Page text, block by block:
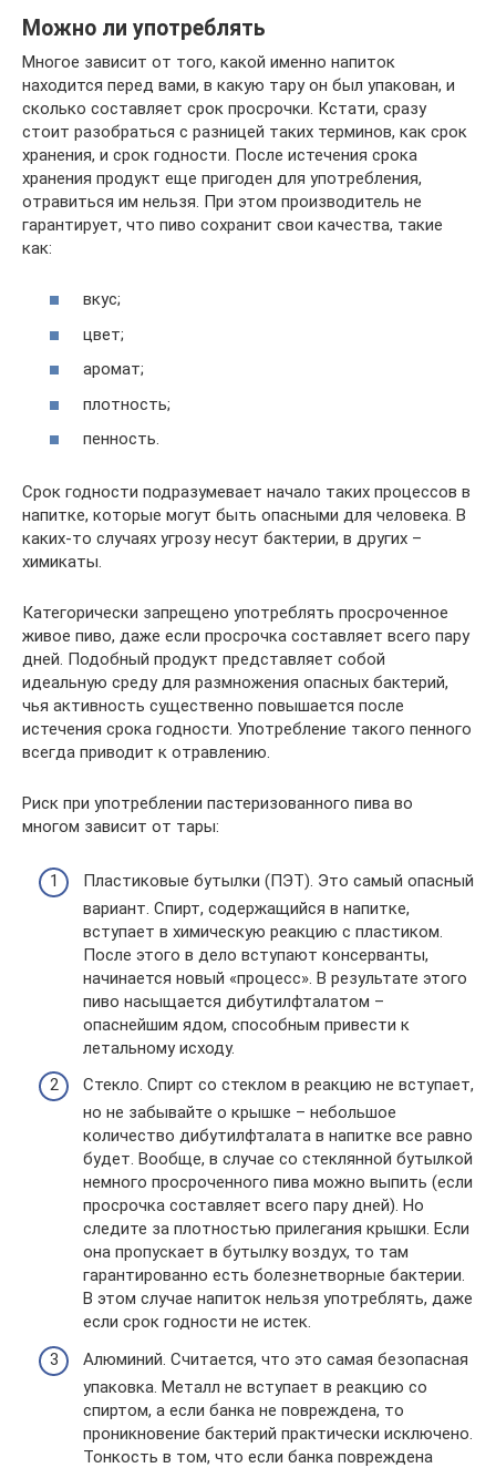
Можно ли употреблять
Многое зависит от того, какой именно напиток
находится перед вами, в какую тару он был упакован, и
сколько составляет срок просрочки. Кстати, сразу
стоит разобраться с разницей таких терминов, как срок
хранения, и срок годности. После истечения срока
хранения продукт еще пригоден для употребления,
отравиться им нельзя. При этом производитель не
гарантирует, что пиво сохранит свои качества, такие
как:
вкус;
цвет;
аромат;
плотность;
пенность.
Срок годности подразумевает начало таких процессов в
напитке, которые могут быть опасными для человека. В
каких-то случаях угрозу несут бактерии, в других –
химикаты.
Категорически запрещено употреблять просроченное
живое пиво, даже если просрочка составляет всего пару
дней. Подобный продукт представляет собой
идеальную среду для размножения опасных бактерий,
чья активность существенно повышается после
истечения срока годности. Употребление такого пенного
всегда приводит к отравлению.
Риск при употреблении пастеризованного пива во
многом зависит от тары:
Пластиковые бутылки (ПЭТ). Это самый опасный
вариант. Спирт, содержащийся в напитке,
вступает в химическую реакцию с пластиком.
После этого в дело вступают консерванты,
начинается новый «процесс». В результате этого
пиво насыщается дибутилфталатом –
опаснейшим ядом, способным привести к
летальному исходу.
Стекло. Спирт со стеклом в реакцию не вступает,
но не забывайте о крышке – небольшое
количество дибутилфталата в напитке все равно
будет. Вообще, в случае со стеклянной бутылкой
немного просроченного пива можно выпить (если
просрочка составляет всего пару дней). Но
следите за плотностью прилегания крышки. Если
она пропускает в бутылку воздух, то там
гарантированно есть болезнетворные бактерии.
В этом случае напиток нельзя употреблять, даже
если срок годности не истек.
Алюминий. Считается, что это самая безопасная
упаковка. Металл не вступает в реакцию со
спиртом, а если банка не повреждена, то
проникновение бактерий практически исключено.
Тонкость в том, что если банка повреждена